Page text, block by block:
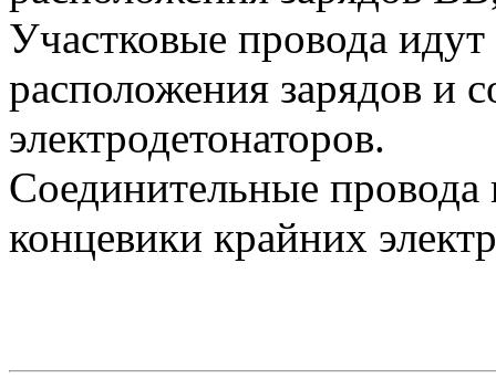
Участковые провода
расположения зарядов и
электродетонаторов.
Соединительные
концевики крайних